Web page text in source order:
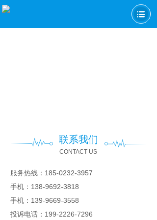
联系我们
CONTACT US
服务热线： 185-0232-3957
手机：138-9692-3818
手机：139-9669-3558
投诉电话： 199-2226-7296